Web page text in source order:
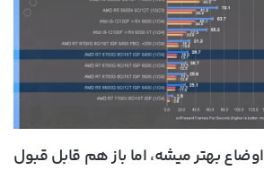
در رزولوشن 1080p اوضاع بهتر میشه، اما باز هم قابل قبول